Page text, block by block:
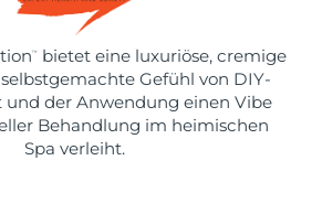
™
bietet eine luxuriöse, cremige
Gefühl von DIY-
und der Anwendung einen Vibe
Behandlung im heimischen
Spa verleiht.